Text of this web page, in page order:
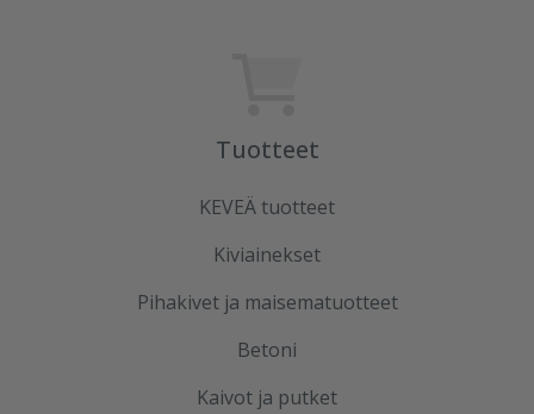
Tuotteet
KEVEÄ tuotteet
Kiviainekset
Pihakivet ja maisematuotteet
Betoni
Kaivot ja putket